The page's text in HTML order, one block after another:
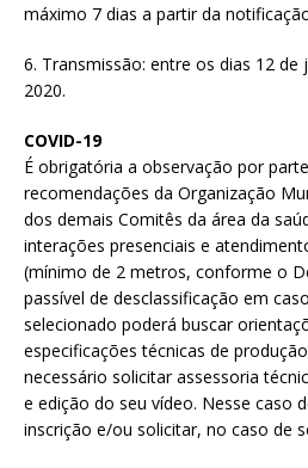
máximo 7 dias a partir da
6. Transmissão: entre os dias 12 de
2020.
COVID-19
É obrigatória a observação por
recomendações da Organização
dos demais Comitês da área da
interações presenciais e
(mínimo de 2 metros, conforme o
passível de desclassificação em
selecionado poderá buscar
especificações técnicas de
necessário solicitar assessoria
e edição do seu vídeo. Nesse caso
inscrição e/ou solicitar, no caso de